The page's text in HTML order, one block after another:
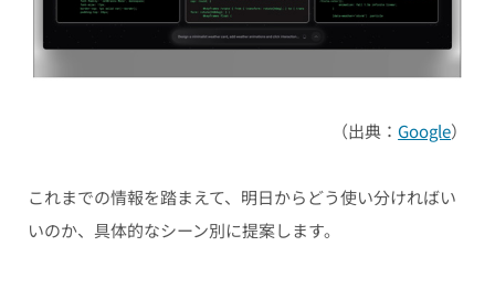
（出典：Google）
これまでの情報を踏まえて、明日からどう使い分ければい
いのか、具体的なシーン別に提案します。